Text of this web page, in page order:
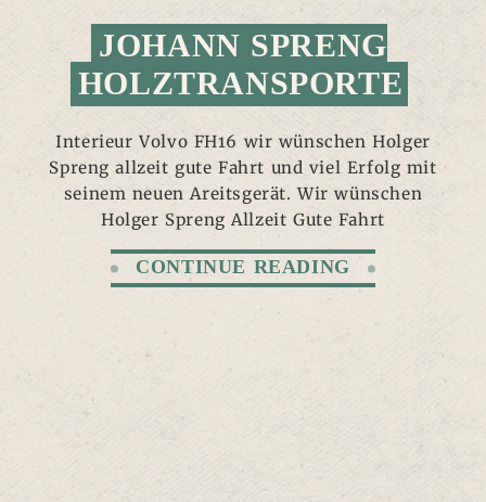
JOHANN SPRENG
HOLZTRANSPORTE
Interieur Volvo FH16 wir wünschen Holger
Spreng allzeit gute Fahrt und viel Erfolg mit
seinem neuen Areitsgerät. Wir wünschen
Holger Spreng Allzeit Gute Fahrt
CONTINUE READING